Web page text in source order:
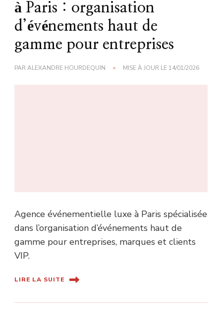
à Paris : organisation
d’événements haut de
gamme pour entreprises
PARALEXANDRE HOURDEQUIN MISE À JOUR LE 14/01/2026
Agence événementielle luxe à Paris spécialisée
dans l’organisation d’événements haut de
gamme pour entreprises, marques et clients
VIP.
LIRE LA SUITE